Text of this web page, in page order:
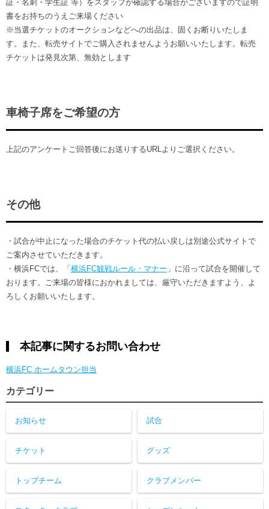
証・名刺・学生証 等）をスタッフが確認する場合がございますので証明
書をお持ちのうえご来場ください
※当選チケットのオークションなどへの出品は、固くお断りいたしま
す。また、転売サイトでご購入されませんようお願いいたします。転売
チケットは発見次第、無効とします
車椅子席をご希望の方
上記のアンケートご回答後にお送りするURLよりご選択ください。
その他
・試合が中止になった場合のチケット代の払い戻しは別途公式サイトで
ご案内させていただきます。
・横浜FCでは、「 横浜FC観戦ルール・マナー 」に沿って試合を開催して
おります。ご来場の皆様におかれましては、厳守いただきますよう、よ
ろしくお願いいたします。
本記事に関するお問い合わせ
横浜FC ホームタウン担当
カテゴリー
お知らせ 試合
チケット グッズ
トップチーム クラブメンバー